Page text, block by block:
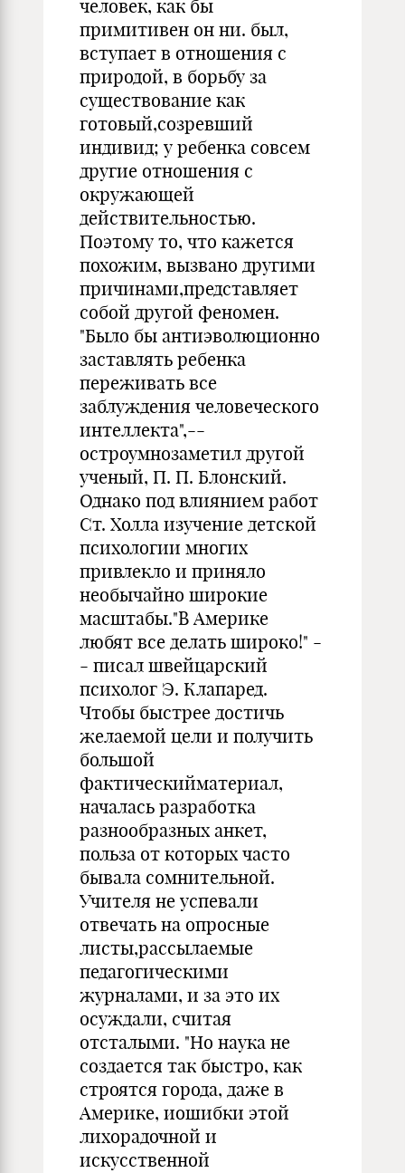
человек, как бы
примитивен он ни. был,
вступает в отношения с
природой, в борьбу за
существование как
готовый,созревший
индивид; у ребенка совсем
другие отношения с
окружающей
действительностью.
Поэтому то, что кажется
похожим, вызвано другими
причинами,представляет
собой другой феномен.
"Было бы антиэволюционно
заставлять ребенка
переживать все
заблуждения человеческого
интеллекта",--
остроумнозаметил другой
ученый, П. П. Блонский.
Однако под влиянием работ
Ст. Холла изучение детской
психологии многих
привлекло и приняло
необычайно широкие
масштабы."В Америке
любят все делать широко!" -
- писал швейцарский
психолог Э. Клапаред.
Чтобы быстрее достичь
желаемой цели и получить
большой
фактическийматериал,
началась разработка
разнообразных анкет,
польза от которых часто
бывала сомнительной.
Учителя не успевали
отвечать на опросные
листы,рассылаемые
педагогическими
журналами, и за это их
осуждали, считая
отсталыми. "Но наука не
создается так быстро, как
строятся города, даже в
Америке, иошибки этой
лихорадочной и
искусственной